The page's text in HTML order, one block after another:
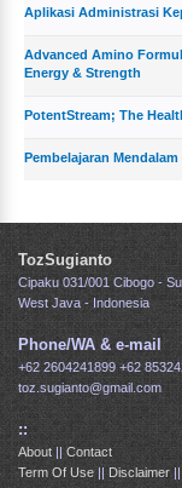
Aplikasi Administrasi
Advanced Amino
Energy & Strength
PotentStream; The
Pembelajaran Mendalam
TozSugianto
Cipaku 031/001 Cibogo -
West Java - Indonesia
Phone/WA & e-mail
+62 2604241899+62
toz.sugianto@gmail.com
::
About
Contact
Term Of Use || Disclaimer ||